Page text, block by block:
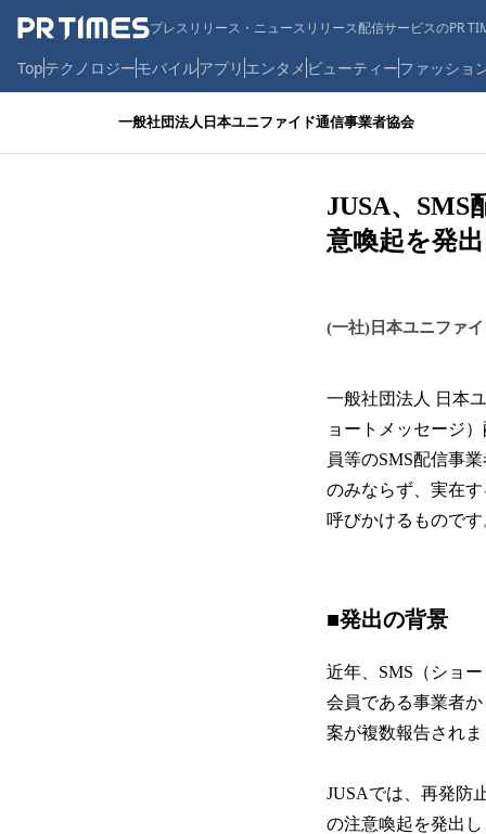
プレスリリース・ニュースリリース配信サービスのPR
Topテクノロジーモバイルアプリ エンタメ ビューティーファッショ
一般社団法人日本ユニファイド通信事業者協会
JUSA、SMS
意喚起を発出
(一社)日本ユニファ
一般社団法人 日本
ョートメッセージ
員等のSMS配信事
のみならず、実在
呼びかけるものです
■発出の背景
近年、SMS（ショ
会員である事業者
案が複数報告され
JUSAでは、再発防
の注意喚起を発出